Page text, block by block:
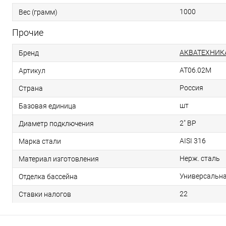
Вес (грамм) 1000
Прочие
Бренд
Артикул AT06.02M
Страна Россия
Базовая единица шт
Диаметр подключения 2" ВР
Марка стали AISI 316
Материал изготовления Нерж. сталь
Отделка бассейна
Ставки налогов 22